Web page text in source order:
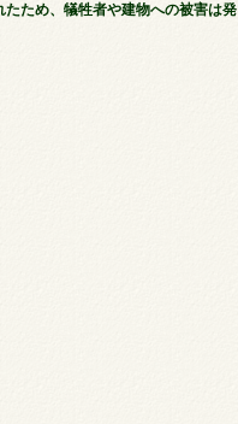
ため、犠牲者や建物への被害は発